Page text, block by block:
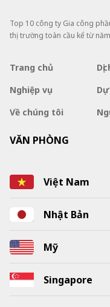
Top 10 công ty Gia công
thị trường toàn cầu kể từ
Trang chủ
Nghiệp vụ
Về chúng tôi
VĂN PHÒNG
Việt Nam
Nhật Bản
Mỹ
Singapore